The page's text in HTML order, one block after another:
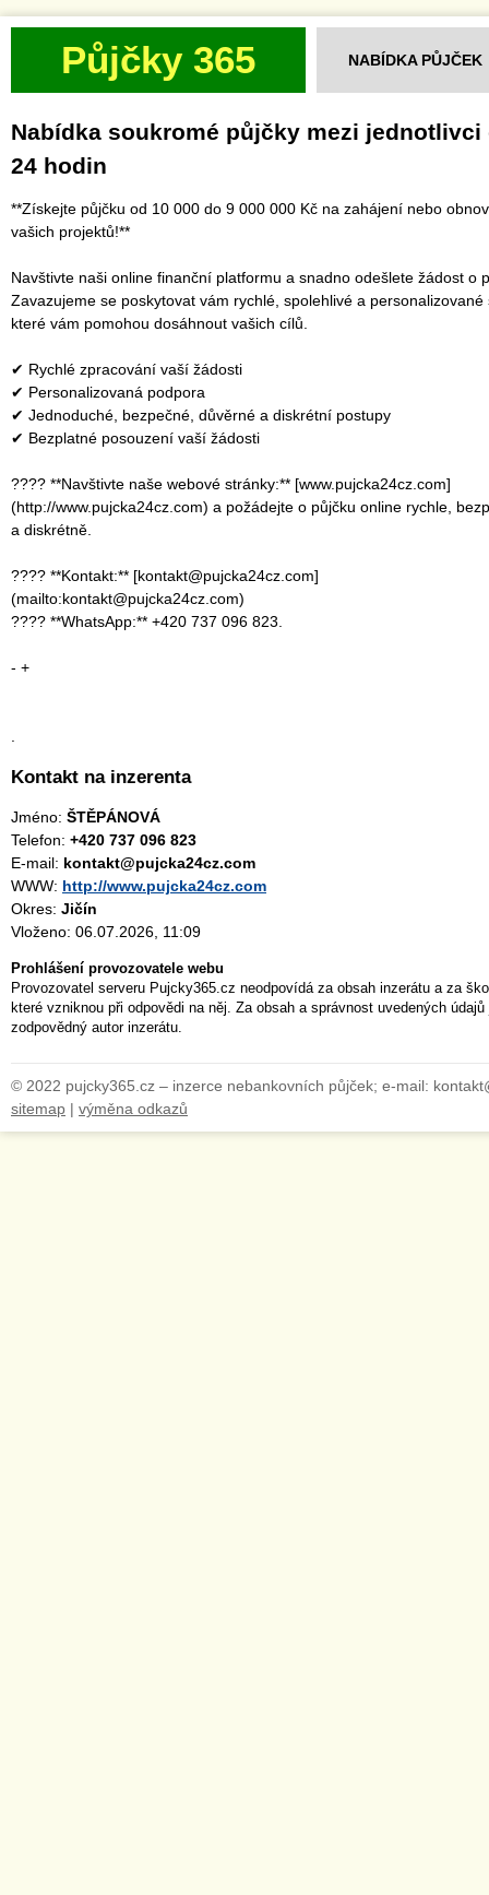
Půjčky 365 NABÍDKA PŮJČEK
Nabídka soukromé půjčky mezi jednotlivci
24 hodin
**Získejte půjčku od 10 000 do 9 000 000 Kč na zahájení nebo
vašich projektů!**
Navštivte naši online finanční platformu a snadno odešlete žádost o
Zavazujeme se poskytovat vám rychlé, spolehlivé a personalizované
které vám pomohou dosáhnout vašich cílů.
✔ Rychlé zpracování vaší žádosti
✔ Personalizovaná podpora
✔ Jednoduché, bezpečné, důvěrné a diskrétní postupy
✔ Bezplatné posouzení vaší žádosti
???? **Navštivte naše webové stránky:** [www.pujcka24cz.com]
(http://www.pujcka24cz.com) a požádejte o půjčku online rychle,
a diskrétně.
???? **Kontakt:** [kontakt@pujcka24cz.com]
(mailto:kontakt@pujcka24cz.com)
???? **WhatsApp:** +420 737 096 823.
- +
Kontakt na inzerenta
Jméno: ŠTĚPÁNOVÁ
Telefon: +420 737 096 823
E-mail: kontakt@pujcka24cz.com
WWW: http://www.pujcka24cz.com
Okres: Jičín
Vloženo: 06.07.2026, 11:09
Prohlášení provozovatele webu
Provozovatel serveru Pujcky365.cz neodpovídá za obsah inzerátu a za
které vzniknou při odpovědi na něj. Za obsah a správnost uvedených
zodpovědný autor inzerátu.
© 2022 pujcky365.cz – inzerce nebankovních půjček; e-mail:
sitemap | výměna odkazů